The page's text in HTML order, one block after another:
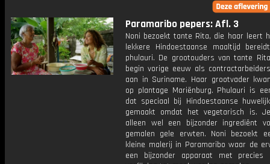
Paramaribo pepers: Afl. 3
Noni bezoekt tante Rita, die haar leert
lekkere Hindoestaanse maaltijd
phulauri. De grootouders van tante
begin vorige eeuw als
aan in Suriname. Haar grootvader
op plantage Mariënburg. Phulauri is
dat speciaal bij Hindoestaanse
gemaakt omdat het vegetarisch is.
alleen wel een bijzonder ingrediënt
gemalen gele erwten. Noni bezoekt
kleine malerij in Paramaribo waar de
een bijzonder apparaat met precies